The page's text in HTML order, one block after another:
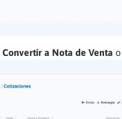
Convertir a Nota de Venta o